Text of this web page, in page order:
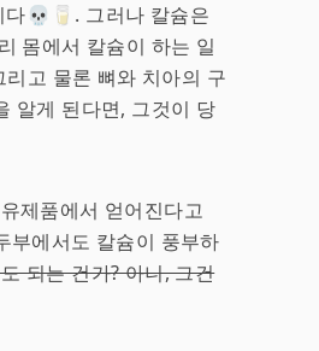
다💀🥛. 그러나 칼슘은
몸에서 칼슘이 하는 일
고 물론 뼈와 치아의 구
알게 된다면, 그것이 당
제품에서 얻어진다고
에서도 칼슘이 풍부하
되는 건가? 아니, 그건